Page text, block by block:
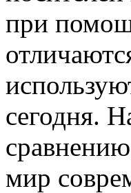
при
сегодня.
мир